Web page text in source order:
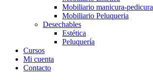
Mobiliario manicura-pedicura
Mobiliario Peluqueria
Desechables
Estética
Peluquería
Cursos
Mi cuenta
Contacto